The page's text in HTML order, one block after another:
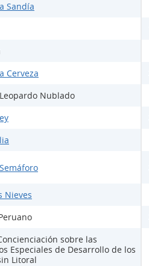
Sandía
Cerveza
Nublado
Nieves
sobre las
Especiales de Desarrollo de los
Litoral